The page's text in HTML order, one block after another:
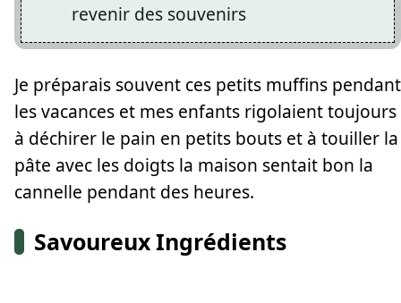
revenir des souvenirs
Je préparais souvent ces petits muffins pendant
les vacances et mes enfants rigolaient toujours
à déchirer le pain en petits bouts et à touiller la
pâte avec les doigts la maison sentait bon la
cannelle pendant des heures.
Savoureux Ingrédients